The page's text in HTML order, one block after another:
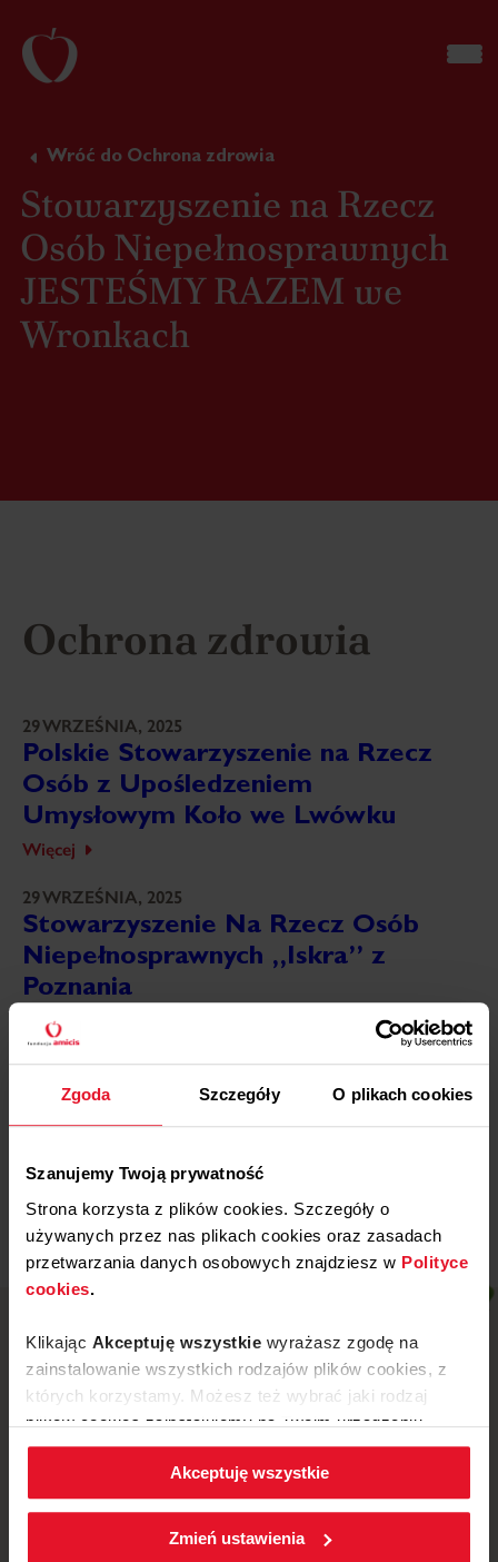
Zgoda Szczegóły O plikach cookies
Szanujemy Twoją prywatność
Strona korzysta z plików cookies. Szczegóły o
używanych przez nas plikach cookies oraz zasadach
przetwarzania danych osobowych znajdziesz w Polityce
cookies.
Klikając Akceptuję wszystkie wyrażasz zgodę na
zainstalowanie wszystkich rodzajów plików cookies, z
których korzystamy. Możesz też wybrać jaki rodzaj
plików cookies zainstalujemy na Twoim urządzeniu,
klikającZmień ustawienia.
W każdej chwili możesz zmienić wybrane przez Ciebie
ustawienia plików cookies wchodząc w zakładkę
Akceptuję wszystkie
Zmień ustawienia
Wróć do Ochrona zdrowia
Stowarzyszenie na Rzecz
Osób Niepełnosprawnych
JESTEŚMY RAZEM we
Wronkach
Ochrona zdrowia
29 WRZEŚNIA, 2025
Polskie Stowarzyszenie na Rzecz
Osób z Upośledzeniem
Umysłowym Koło we Lwówku
Więcej
29 WRZEŚNIA, 2025
Stowarzyszenie Na Rzecz Osób
Niepełnosprawnych „Iskra” z
Poznania
Więcej
29 WRZEŚNIA, 2025
Gdańska Fundacja
Dobroczynności